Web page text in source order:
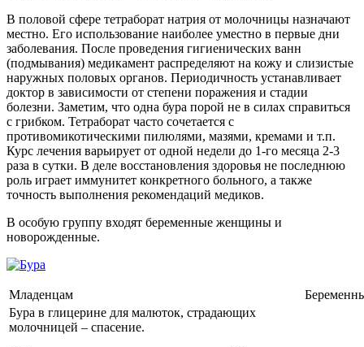
В половой сфере тетраборат натрия от молочницы назначают
местно. Его использование наиболее уместно в первые дни
заболевания. После проведения гигиенических ванн
(подмывания) медикамент распределяют на кожу и слизистые
наружных половых органов. Периодичность устанавливает
доктор в зависимости от степени поражения и стадии
болезни. Заметим, что одна бура порой не в силах справиться
с грибком. Тетраборат часто сочетается с
противомикотическими пилюлями, мазями, кремами и т.п.
Курс лечения варьирует от одной недели до 1-го месяца 2-3
раза в сутки. В деле восстановления здоровья не последнюю
роль играет иммунитет конкретного больного, а также
точность выполнения рекомендаций медиков.
В особую группу входят беременные женщины и
новорожденные.
Младенцам
Бура в глицерине для малюток, страдающих
молочницей – спасение.